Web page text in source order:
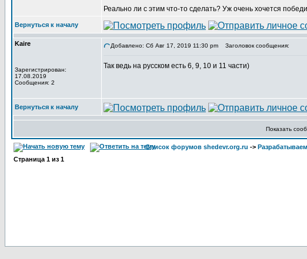
Реально ли с этим что-то сделать? Уж очень хочется
Вернуться к началу
Kaire
Зарегистрирован:
17.08.2019
Сообщения: 2
Добавлено: Сб Авг 17, 2019 11:30 pm Заголовок сообщения:
Так ведь на русском есть 6, 9, 10 и 11 части)
Вернуться к началу
Показать
Список форумов shedevr.org.ru ->
Страница 1 из 1